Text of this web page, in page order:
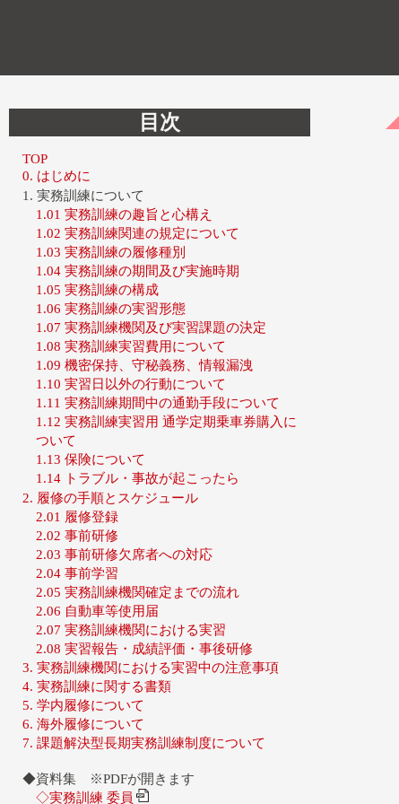
目次
TOP
0. はじめに
1. 実務訓練について
1.01 実務訓練の趣旨と心構え
1.02 実務訓練関連の規定について
1.03 実務訓練の履修種別
1.04 実務訓練の期間及び実施時期
1.05 実務訓練の構成
1.06 実務訓練の実習形態
1.07 実務訓練機関及び実習課題の決定
1.08 実務訓練実習費用について
1.09 機密保持、守秘義務、情報漏洩
1.10 実習日以外の行動について
1.11 実務訓練期間中の通勤手段について
1.12 実務訓練実習用 通学定期乗車券購入に
ついて
1.13 保険について
1.14 トラブル・事故が起こったら
2. 履修の手順とスケジュール
2.01 履修登録
2.02 事前研修
2.03 事前研修欠席者への対応
2.04 事前学習
2.05 実務訓練機関確定までの流れ
2.06 自動車等使用届
2.07 実務訓練機関における実習
2.08 実習報告・成績評価・事後研修
3. 実務訓練機関における実習中の注意事項
4. 実務訓練に関する書類
5. 学内履修について
6. 海外履修について
7. 課題解決型長期実務訓練制度について
◆資料集 ※PDFが開きます
◇実務訓練 委員